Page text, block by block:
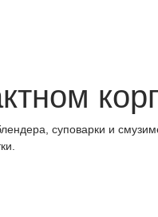
суповарки и